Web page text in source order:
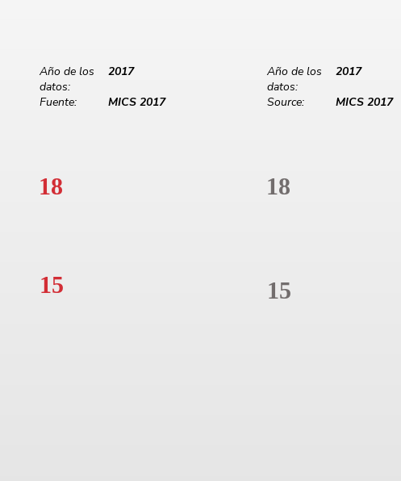
Año de los
datos:
2017
Fuente:
MICS 2017
Año de los
datos:
2017
Source:
MICS 2017
18 18
15 15